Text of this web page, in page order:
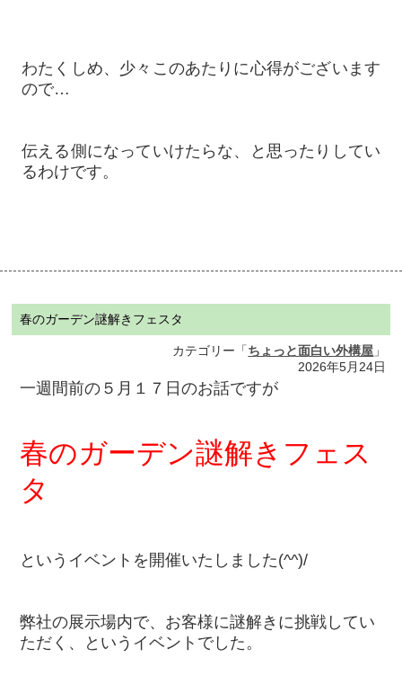
わたくしめ、少々このあたりに心得がございます
ので…
伝える側になっていけたらな、と思ったりしてい
るわけです。
春のガーデン謎解きフェスタ
カテゴリー「ちょっと面白い外構屋 」
2026年5月24日
一週間前の５月１７日のお話ですが
春のガーデン謎解きフェス
タ
というイベントを開催いたしました(^^)/
弊社の展示場内で、お客様に謎解きに挑戦してい
ただく、というイベントでした。